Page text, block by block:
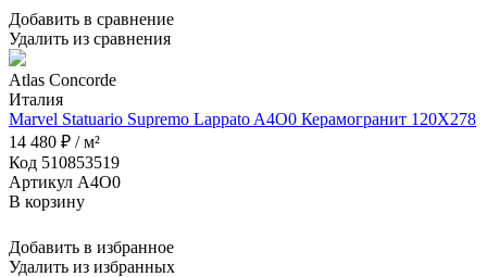
Добавить в сравнение
Удалить из сравнения
Atlas Concorde
Италия
Marvel Statuario Supremo Lappato A4O0 Керамогранит 120X278
14 480 ₽ / м²
Код 510853519
Артикул A4O0
В корзину
Добавить в избранное
Удалить из избранных